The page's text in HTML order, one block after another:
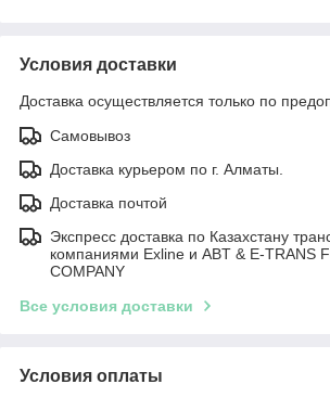
Условия доставки
Доставка осуществляется только по
Самовывоз
Доставка курьером по г. Алматы.
Доставка почтой
Экспресс доставка по Казахстану
компаниями Exline и ABT & E-TRANS
COMPANY
Все условия доставки
Условия оплаты